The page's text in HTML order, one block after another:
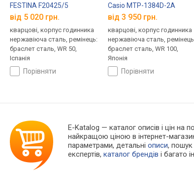
FESTINA F20425/5
від 5 020 грн.
кварцові, корпус годинника
нержавіюча сталь, ремінець:
браслет сталь, WR 50,
Іспанія
порівняти
Casio MTP-1384D-2A
від 3 950 грн.
кварцові, корпус годинника
нержавіюча сталь,
браслет сталь, WR 100,
Японія
порівняти
E-Katalog — каталог описів і цін на
найкращою ціною в інтернет-
параметрами, детальніописи,
експертів,каталог брендів і багато